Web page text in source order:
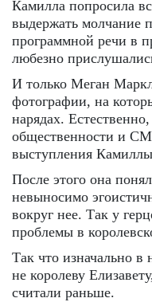
Камилла попросила
выдержать молчание
программной речи в
любезно
И только Меган
фотографии, на
нарядах.
общественности и
выступления
После этого она
невыносимо
вокруг нее. Так у
проблемы в
Так что изначально в
не королеву
считали раньше.